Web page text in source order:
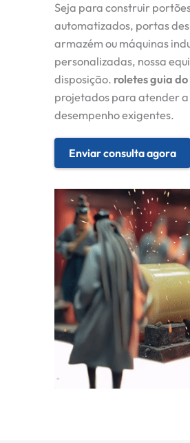
Seja para construir
automatizados, portas
armazém ou máquinas
personalizadas, nossa
disposição. roletes guia
projetados para atender
desempenho exigentes.
Enviar consulta agora